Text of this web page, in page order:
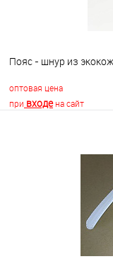
Пояс - шнур из
оптовая цена
при входена сайт